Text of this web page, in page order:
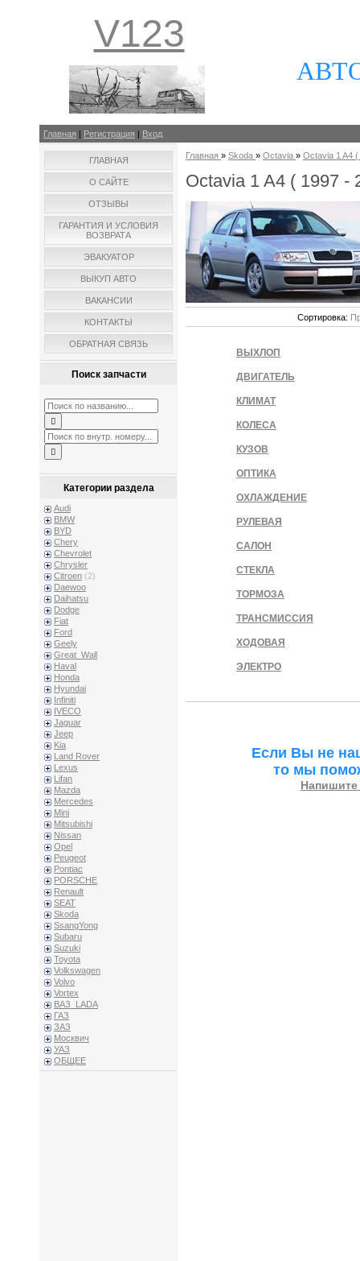
V123
Главная | Регистрация | Вход
ГЛАВНАЯ
О САЙТЕ
ОТЗЫВЫ
ГАРАНТИЯ И УСЛОВИЯ
ВОЗВРАТА
ЭВАКУАТОР
ВЫКУП АВТО
ВАКАНСИИ
КОНТАКТЫ
ОБРАТНАЯ СВЯЗЬ
Поиск запчасти
Категории раздела
Audi
BMW
BYD
Chery
Chevrolet
Chrysler
Citroen (2)
Daewoo
Daihatsu
Dodge
Fiat
Ford
Geely
Great_Wall
Haval
Honda
Hyundai
Infiniti
IVECO
Jaguar
Jeep
Kia
Land Rover
Lexus
Lifan
Mazda
Mercedes
Mini
Mitsubishi
Nissan
Opel
Peugeot
Pontiac
PORSCHE
Renault
SEAT
Skoda
SsangYong
Subaru
Suzuki
Toyota
Volkswagen
Volvo
Vortex
ВАЗ_LADA
ГАЗ
ЗАЗ
Москвич
УАЗ
ОБЩЕЕ
Главная » Skoda » Octavia » Octavia 1 A4 (
Octavia 1 A4 ( 1997 -
Сортировка:
ВЫХЛОП
ДВИГАТЕЛЬ
КЛИМАТ
КОЛЕСА
КУЗОВ
ОПТИКА
ОХЛАЖДЕНИЕ
РУЛЕВАЯ
САЛОН
СТЕКЛА
ТОРМОЗА
ТРАНСМИССИЯ
ХОДОВАЯ
ЭЛЕКТРО
Если Вы не
то мы
Напишите